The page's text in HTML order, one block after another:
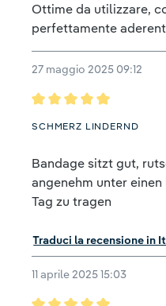
Ottime da utilizzare,
perfettamente
27 maggio 2025 09:12
Recensione con
SCHMERZ LINDERND
Bandage sitzt gut,
angenehm unter
Tag zu tragen
Traduci la recensione in
11 aprile 2025 15:03